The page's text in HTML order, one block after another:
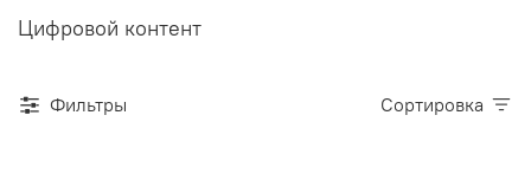
Цифровой контент
Фильтры Сортировка